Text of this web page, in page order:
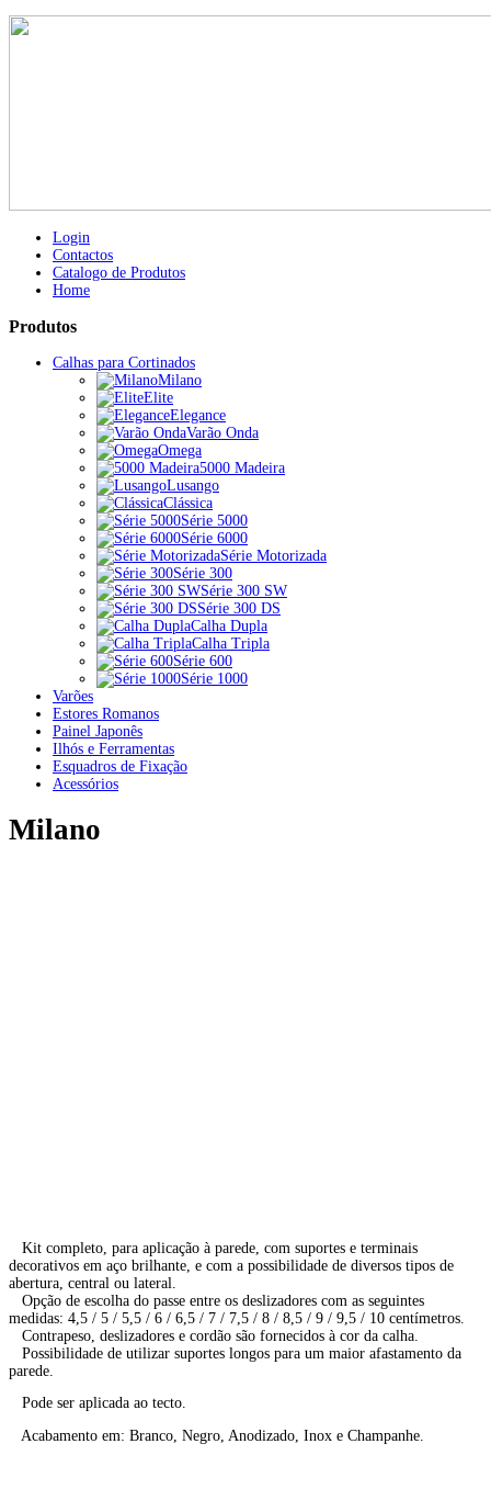
Login
Contactos
Catalogo de Produtos
Home
Produtos
Calhas para Cortinados
Milano
Elite
Elegance
Varão Onda
Omega
5000 Madeira
Lusango
Clássica
Série 5000
Série 6000
Série Motorizada
Série 300
Série 300 SW
Série 300 DS
Calha Dupla
Calha Tripla
Série 600
Série 1000
Varões
Estores Romanos
Painel Japonês
Ilhós e Ferramentas
Esquadros de Fixação
Acessórios
Milano
Kit completo, para aplicação à parede, com suportes e terminais
decorativos em aço brilhante, e com a possibilidade de diversos tipos de
abertura, central ou lateral.
Opção de escolha do passe entre os deslizadores com as seguintes
medidas: 4,5 / 5 / 5,5 / 6 / 6,5 / 7 / 7,5 / 8 / 8,5 / 9 / 9,5 / 10 centímetros.
Contrapeso, deslizadores e cordão são fornecidos à cor da calha.
Possibilidade de utilizar suportes longos para um maior afastamento da
parede.
Pode ser aplicada ao tecto.
Acabamento em: Branco, Negro, Anodizado, Inox e Champanhe.